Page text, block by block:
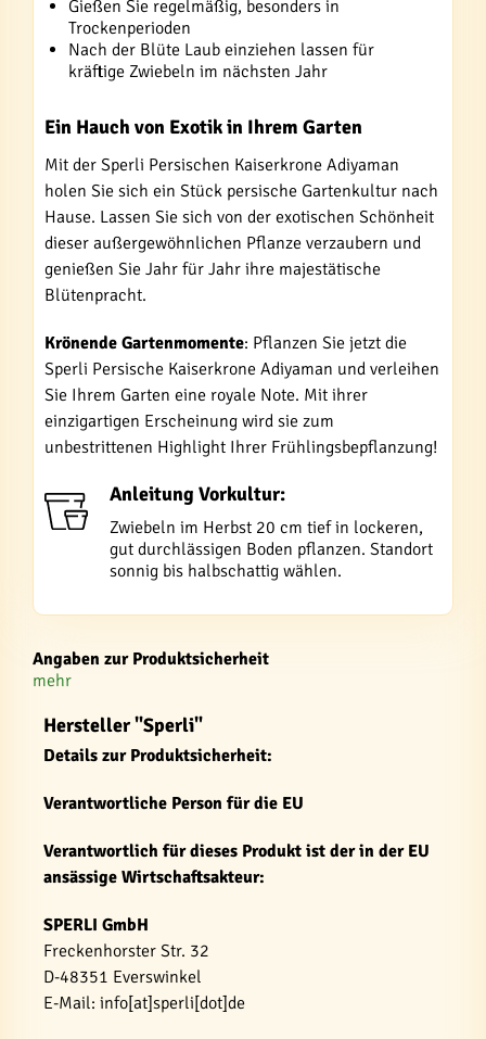
Gießen Sie regelmäßig, besonders in
Trockenperioden
Nach der Blüte Laub einziehen lassen für
kräftige Zwiebeln im nächsten Jahr
Ein Hauch von Exotik in Ihrem Garten
Mit der Sperli Persischen Kaiserkrone Adiyaman
holen Sie sich ein Stück persische Gartenkultur nach
Hause. Lassen Sie sich von der exotischen Schönheit
dieser außergewöhnlichen Pflanze verzaubern und
genießen Sie Jahr für Jahr ihre majestätische
Blütenpracht.
Krönende Gartenmomente: Pflanzen Sie jetzt die
Sperli Persische Kaiserkrone Adiyaman und verleihen
Sie Ihrem Garten eine royale Note. Mit ihrer
einzigartigen Erscheinung wird sie zum
unbestrittenen Highlight Ihrer Frühlingsbepflanzung!
Anleitung Vorkultur:
Zwiebeln im Herbst 20 cm tief in lockeren,
gut durchlässigen Boden pflanzen. Standort
sonnig bis halbschattig wählen.
Angaben zur Produktsicherheit
mehr
Hersteller "Sperli"
Details zur Produktsicherheit:
Verantwortliche Person für die EU
Verantwortlich für dieses Produkt ist der in der EU
ansässige Wirtschaftsakteur:
SPERLI GmbH
Freckenhorster Str. 32
D-48351 Everswinkel
E-Mail: info[at]sperli[dot]de